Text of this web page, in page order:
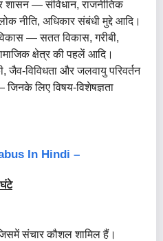
शासन — संविधान, राजनीतिक
नीति, अधिकार संबंधी मुद्दे आदि।
— सतत विकास, गरीबी,
क्षेत्र की पहलें आदि।
जैव-विविधता और जलवायु परिवर्तन
जिनके लिए विषय-विशेषज्ञता
In Hindi –
संचार कौशल शामिल हैं।